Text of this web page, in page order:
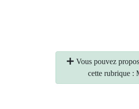
Vous pouvez
cette rubrique :